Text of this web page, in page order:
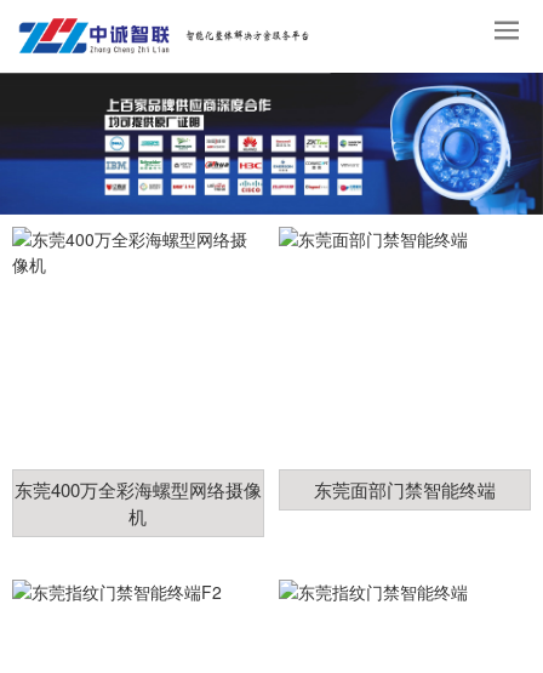
东莞400万全彩海螺型网络摄像
机
东莞面部门禁智能终端